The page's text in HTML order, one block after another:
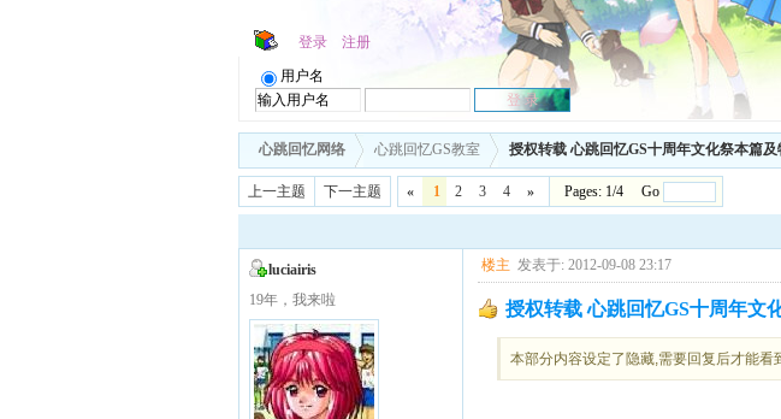
登录 注册
用户名
心跳回忆网络 心跳回忆GS教室 授权转载 心跳回忆GS十周年文化祭本篇
上一主题 下一主题 « 1 2 3 4 » Pages: 1/4 Go
luciairis
19年，我来啦
楼主 发表于: 2012-09-08 23:17
授权转载 心跳回忆GS十周年文
本部分内容设定了隐藏,需要回复后才能看